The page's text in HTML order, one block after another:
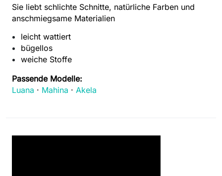
Sie liebt schlichte Schnitte, natürliche Farben und
anschmiegsame Materialien
leicht wattiert
bügellos
weiche Stoffe
Passende Modelle:
Luana · Mahina · Akela